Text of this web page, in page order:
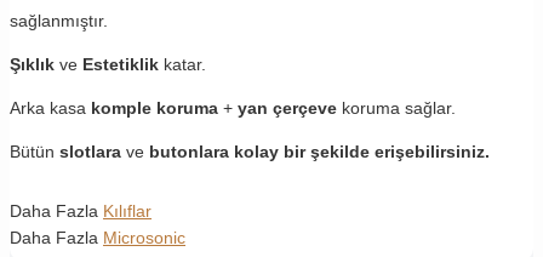
sağlanmıştır.
Şıklık ve Estetiklik katar.
Arka kasa komple koruma + yan çerçeve koruma sağlar.
Bütün slotlara ve butonlara kolay bir şekilde erişebilirsiniz.
Daha Fazla Kılıflar
Daha Fazla Microsonic